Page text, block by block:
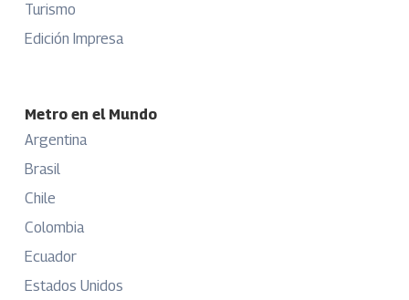
Turismo
Edición Impresa
Metro en el Mundo
Argentina
Brasil
Chile
Colombia
Ecuador
Estados Unidos